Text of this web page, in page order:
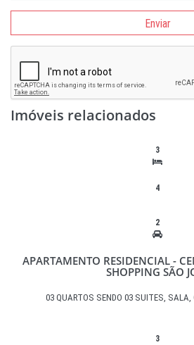
Enviar
Imóveis relacionados
3
4
2
APARTAMENTO RESIDENCIAL -
SHOPPING SÃO
03 QUARTOS SENDO 03 SUITES,
3